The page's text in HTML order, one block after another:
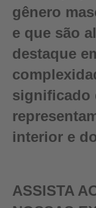
gênero
e que são
destaque
significado
interior e
ASSISTA